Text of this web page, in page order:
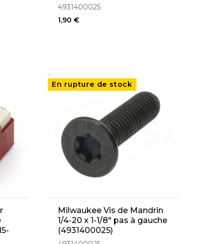
4931400025
1,90 €
..
En rupture de stock
Milwaukee Vis de Mandrin
1/4-20 x 1-1/8" pas à gauche
(4931400025)